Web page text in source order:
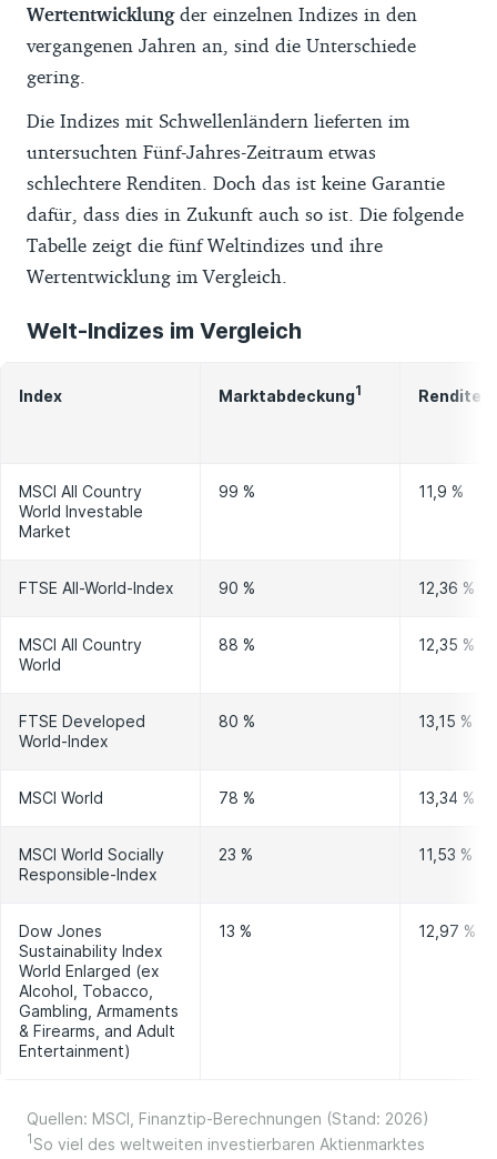
Wertentwicklungder einzelnen Indizes in den
vergangenen Jahren an, sind die Unterschiede
gering.
Die Indizes mit Schwellenländern lieferten im
untersuchten Fünf-Jahres-Zeitraum etwas
schlechtere Renditen. Doch das ist keine Garantie
dafür, dass dies in Zukunft auch so ist. Die folgende
Tabelle zeigt die fünf Weltindizes und ihre
Wertentwicklung im Vergleich.
Welt-Indizes im Vergleich
Index Marktabdeckung1 Rendite
MSCI All Country
World Investable
Market
99 % 11,9 %
FTSE All-World-Index 90 % 12,36 %
MSCI All Country
World
88 % 12,35 %
FTSE Developed
World-Index
80 % 13,15 %
MSCI World 78 % 13,34 %
MSCI World Socially
Responsible-Index
23 % 11,53 %
Dow Jones
Sustainability Index
World Enlarged (ex
Alcohol, Tobacco,
Gambling, Armaments
& Firearms, and Adult
Entertainment)
13 % 12,97 %
Quellen: MSCI, Finanztip-Berechnungen (Stand: 2026)
1 So viel des weltweiten investierbaren Aktienmarktes